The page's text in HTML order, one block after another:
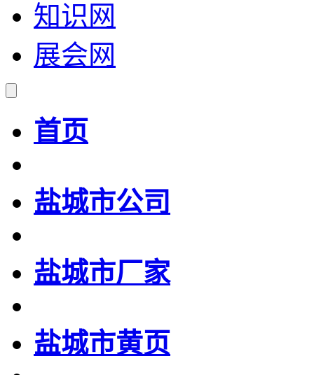
知识网
展会网
首页
盐城市公司
盐城市厂家
盐城市黄页